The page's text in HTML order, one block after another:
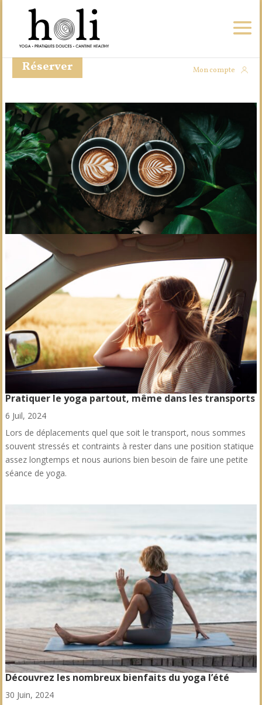
Réserver Mon compte
Pratiquer le yoga partout, même dans les transports
6 Juil, 2024
Lors de déplacements quel que soit le transport, nous sommes
souvent stressés et contraints à rester dans une position statique
assez longtemps et nous aurions bien besoin de faire une petite
séance de yoga.
Découvrez les nombreux bienfaits du yoga l’été
30 Juin, 2024